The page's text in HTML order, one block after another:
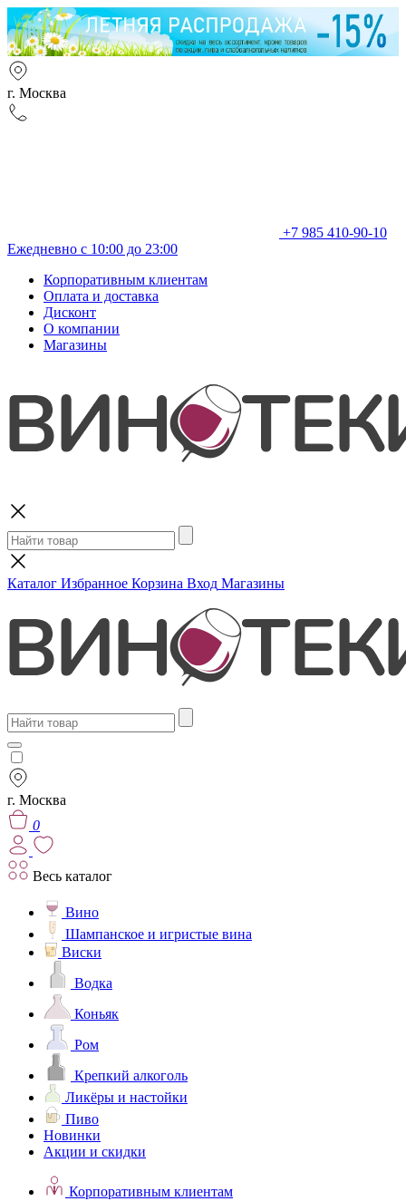
г. Москва
+7 985 410-90-10
Ежедневно с 10:00 до 23:00
Корпоративным клиентам
Оплата и доставка
Дисконт
О компании
Магазины
Каталог Избранное Корзина Вход Магазины
г. Москва
0
Весь каталог
Вино
Шампанское и игристые вина
Виски
Водка
Коньяк
Ром
Крепкий алкоголь
Ликёры и настойки
Пиво
Новинки
Акции и скидки
Корпоративным клиентам